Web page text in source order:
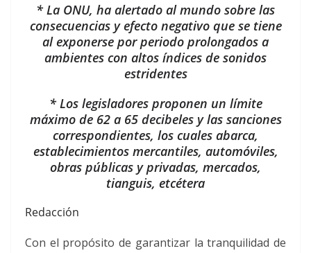
* La ONU, ha alertado al mundo sobre las
consecuencias y efecto negativo que se tiene
al exponerse por periodo prolongados a
ambientes con altos índices de sonidos
estridentes
* Los legisladores proponen un límite
máximo de 62 a 65 decibeles y las sanciones
correspondientes, los cuales abarca,
establecimientos mercantiles, automóviles,
obras públicas y privadas, mercados,
tianguis, etcétera
Redacción
Con el propósito de garantizar la tranquilidad de